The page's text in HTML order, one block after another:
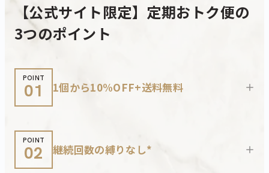
【公式サイト限定】定期おトク便の
3つのポイント
POINT
01 1個から10%OFF+送料無料 +
POINT
02 継続回数の縛りなし* +